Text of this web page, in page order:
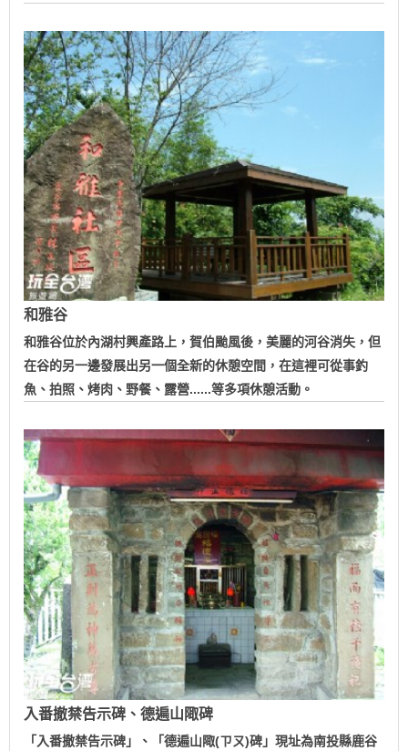
和雅谷
和雅谷位於內湖村興產路上，賀伯颱風後，美麗的河谷消失，但
在谷的另一邊發展出另一個全新的休憩空間，在這裡可從事釣
魚、拍照、烤肉、野餐、露營......等多項休憩活動。
入番撤禁告示碑、德遍山陬碑
「入番撤禁告示碑」、「德遍山陬(ㄗㄡ)碑」現址為南投縣鹿谷